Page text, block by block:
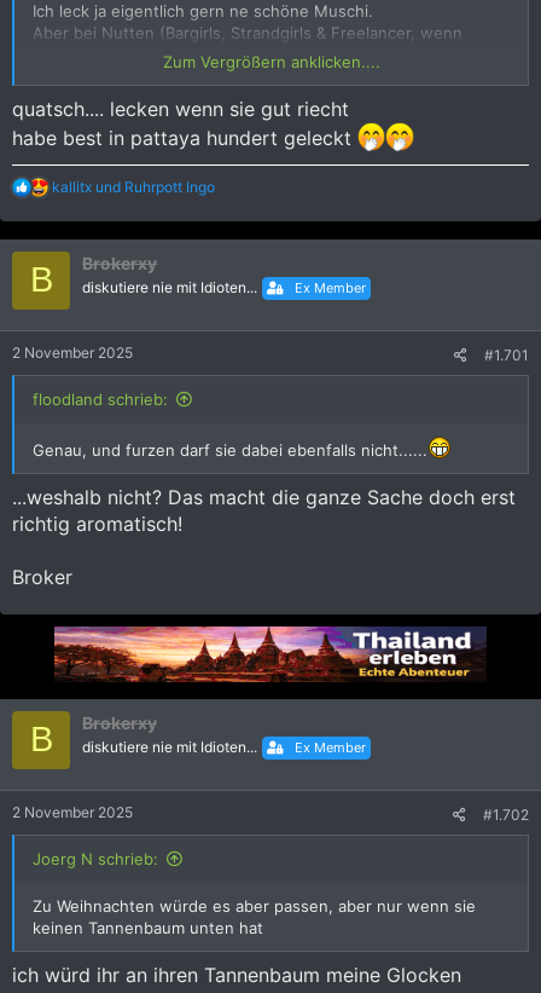
Ich leck ja eigentlich gern ne schöne Muschi.
Aber bei Nutten (Bargirls, Strandgirls & Freelancer, wenn
vorher ein Preis ausgemacht wurde. Also immer wenn ich
zahle) ist es für mich ein Tabu. Da ich zu grosse
Angst/Respekt vor Krankheiten habe.
Ich mach das nur, wenn die Harmonie stimmt & ich davon
ausgehe, dass die Frau nicht jeden Tag ein anderes Glied in
ihrer Möse hatte.
angeht, vorallem in Thailand.
(PS: Blasen ohne Gummi lass ich mir natürlich schon.
Ich weiss dass ich keine Krankheiten hab und solange
Zum Vergrößern anklicken....
quatsch.... lecken wenn sie gut riecht
habe best in pattaya hundert geleckt
R
a
k
i
n
:
kallitx und Ruhrpott Ingo
B Brokerxy
diskutiere nie mit Idioten... Ex Member
2 November 2025 #1.701
floodland schrieb:
Genau, und furzen darf sie dabei ebenfalls nicht......
...weshalb nicht? Das macht die ganze Sache doch erst
richtig aromatisch!
Broker
B Brokerxy
diskutiere nie mit Idioten... Ex Member
2 November 2025 #1.702
Joerg N schrieb:
Zu Weihnachten würde es aber passen, aber nur wenn sie
keinen Tannenbaum unten hat
ich würd ihr an ihren Tannenbaum meine Glocken